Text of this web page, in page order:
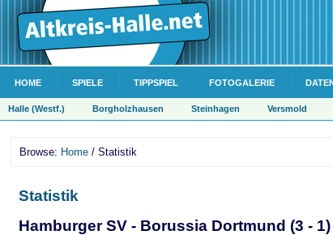
HOME SPIELE TIPPSPIEL FOTOGALERIE
Halle (Westf.) Borgholzhausen Steinhagen Versmold
Browse: Home / Statistik
Statistik
Hamburger SV - Borussia Dortmund (3 - 1)